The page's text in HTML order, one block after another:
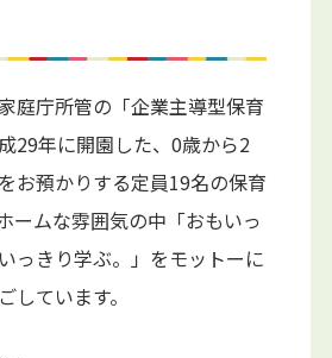
庭庁所管の「企業主導型保育
29年に開園した、0歳から2
お預かりする定員19名の保育
ームな雰囲気の中「おもいっ
っきり学ぶ。」をモットーに
しています。